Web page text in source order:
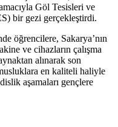
Göl Tesisleri ve
bir gezi gerçekleştirdi.
öğrencilere, Sakarya’nın
ve cihazların çalışma
alınarak son
en kaliteli haliyle
aşamaları gençlere